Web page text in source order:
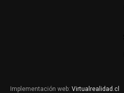
Implementación web: Virtualrealidad.cl